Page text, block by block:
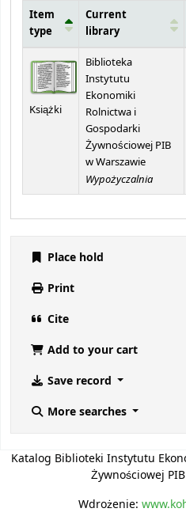
Item
type
Current
library
Książki
Biblioteka
Instytutu
Ekonomiki
Rolnictwa i
Gospodarki
Żywnościowej PIB
w Warszawie
Wypożyczalnia
Place hold
Print
Cite
Add to your cart
Save record
More searches
Katalog Biblioteki Instytutu
Żywnościowej
Wdrożenie: